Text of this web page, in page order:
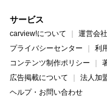
サービス
carview!について 運営会社
プライバシーセンター
利
コンテンツ制作ポリシー
広告掲載について
法人加
ヘルプ・お問い合わせ